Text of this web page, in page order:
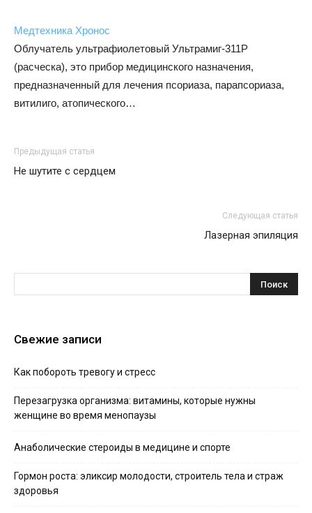
Медтехника Хронос
Облучатель ультрафиолетовый Ультрамиг-311Р
(расческа), это прибор медицинского назначения,
предназначенный для лечения псориаза, парапсориаза,
витилиго, атопического…
Предыдущая статья
Не шутите с сердцем
Следующая статья
Лазерная эпиляция
Свежие записи
Как побороть тревогу и стресс
Перезагрузка организма: витамины, которые нужны
женщине во время менопаузы
Анаболические стероиды в медицине и спорте
Гормон роста: эликсир молодости, строитель тела и страж
здоровья